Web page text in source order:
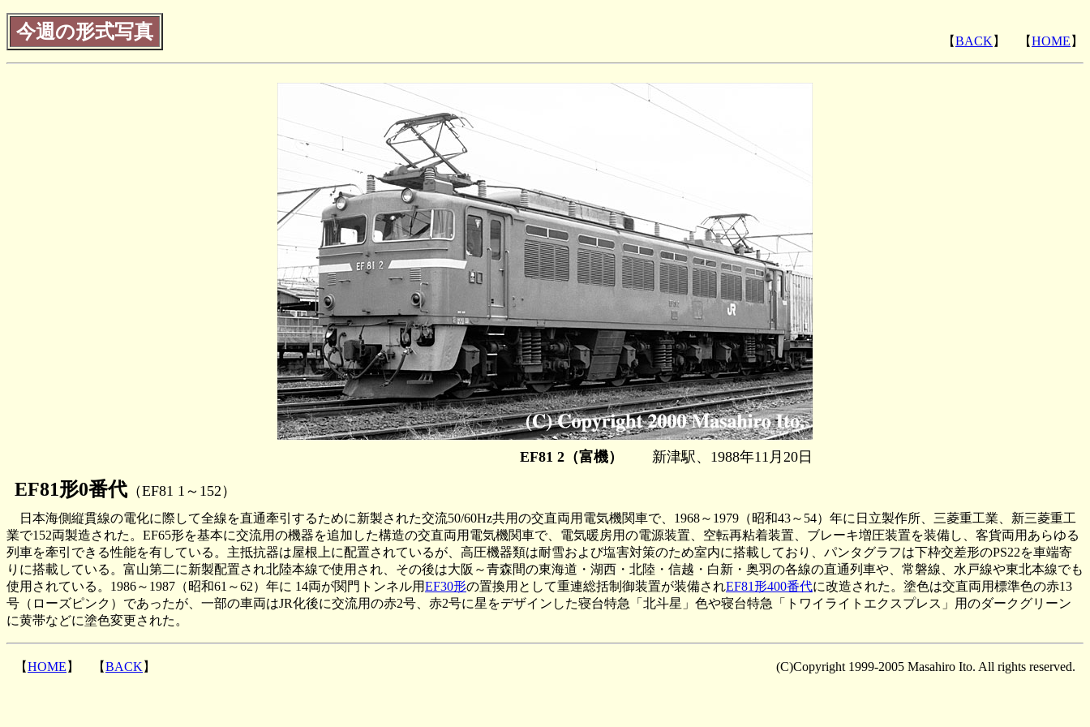
今週の形式写真 【BACK 】 【HOME 】
EF81 2（富機） 新津駅、1988年11月20日
EF81形0番代（EF81 1～152）
日本海側縦貫線の電化に際して全線を直通牽引するために新製された交流50/60Hz共用の交直両用電気機関車で、1968～1979（昭和43～54）年に日立製作所、三菱重工業、新三菱重工
業で152両製造された。EF65形を基本に交流用の機器を追加した構造の交直両用電気機関車で、電気暖房用の電源装置、空転再粘着装置、ブレーキ増圧装置を装備し、客貨両用あらゆる
列車を牽引できる性能を有している。主抵抗器は屋根上に配置されているが、高圧機器類は耐雪および塩害対策のため室内に搭載しており、パンタグラフは下枠交差形のPS22を車端寄
りに搭載している。富山第二に新製配置され北陸本線で使用され、その後は大阪～青森間の東海道・湖西・北陸・信越・白新・奥羽の各線の直通列車や、常磐線、水戸線や東北本線でも
使用されている。1986～1987（昭和61～62）年に 14両が関門トンネル用EF30形の置換用として重連総括制御装置が装備されEF81形400番代に改造された。塗色は交直両用標準色の赤13
号（ローズピンク）であったが、一部の車両はJR化後に交流用の赤2号、赤2号に星をデザインした寝台特急「北斗星」色や寝台特急「トワイライトエクスプレス」用のダークグリーン
に黄帯などに塗色変更された。
【HOME 】 【BACK 】 (C)Copyright 1999-2005 Masahiro Ito. All rights reserved.